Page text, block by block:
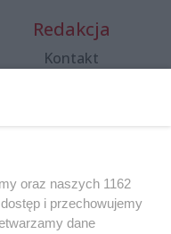
Redakcja
Kontakt
koncert z okazji
20. urodzin portalu
wSzczecinie.pl
oraz naszych 1162
i przechowujemy
dane